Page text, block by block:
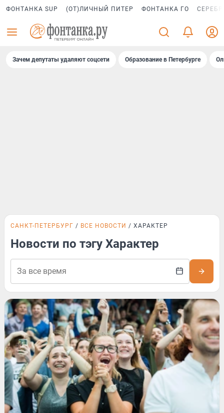
ФОНТАНКА SUP (ОТ)ЛИЧНЫЙ ПИТЕР ФОНТАНКА ГО
Зачем депутаты удаляют соцсети Образование в Петербурге
САНКТ-ПЕТЕРБУРГ ВСЕ НОВОСТИ ХАРАКТЕР
Новости по тэгу Характер